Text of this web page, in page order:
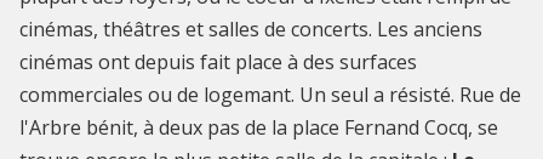
cinémas, théâtres et salles de concerts. Les anciens
cinémas ont depuis fait place à des surfaces
commerciales ou de logemant. Un seul a résisté. Rue de
l'Arbre bénit, à deux pas de la place Fernand Cocq, se